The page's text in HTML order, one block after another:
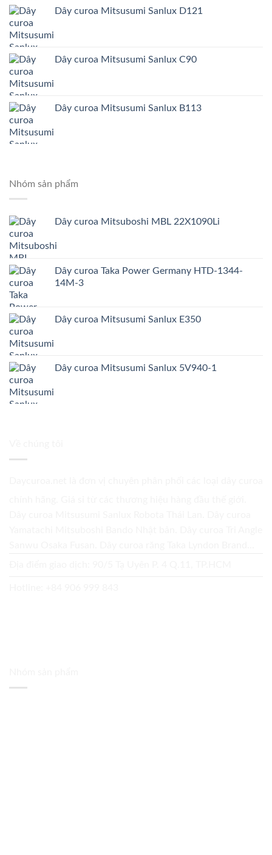
Dây curoa Mitsusumi Sanlux D121
Dây curoa Mitsusumi Sanlux C90
Dây curoa Mitsusumi Sanlux B113
Nhóm sản phẩm
Dây curoa Mitsuboshi MBL 22X1090Li
Dây curoa Taka Power Germany HTD-1344-
14M-3
Dây curoa Mitsusumi Sanlux E350
Dây curoa Mitsusumi Sanlux 5V940-1